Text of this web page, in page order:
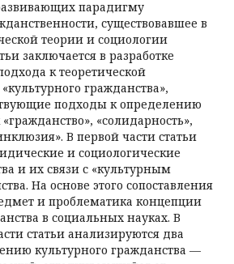
парадигму
существовавшее в
теории и социологии
заключается в разработке
к теоретической
гражданства»,
подходы к определению
«солидарность»,
В первой части статьи
и социологические
и их связи с «культурным
На основе этого сопоставления
и проблематика концепции
в социальных науках. В
статьи анализируются два
культурного гражданства —